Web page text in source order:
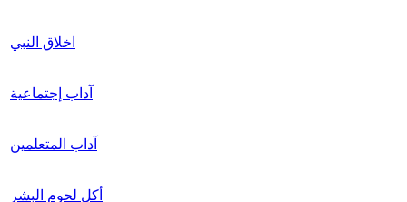
اخلاق النبي
آداب إجتماعية
آداب المتعلمين
أكل لحوم البشر